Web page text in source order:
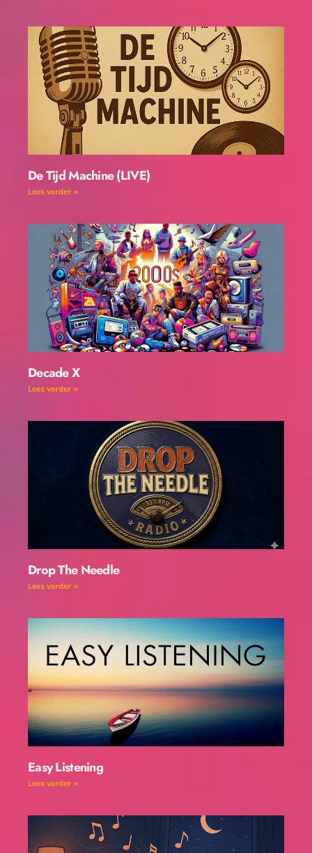
De Tijd Machine (LIVE)
Lees verder »
Decade X
Lees verder »
Drop The Needle
Lees verder »
Easy Listening
Lees verder »